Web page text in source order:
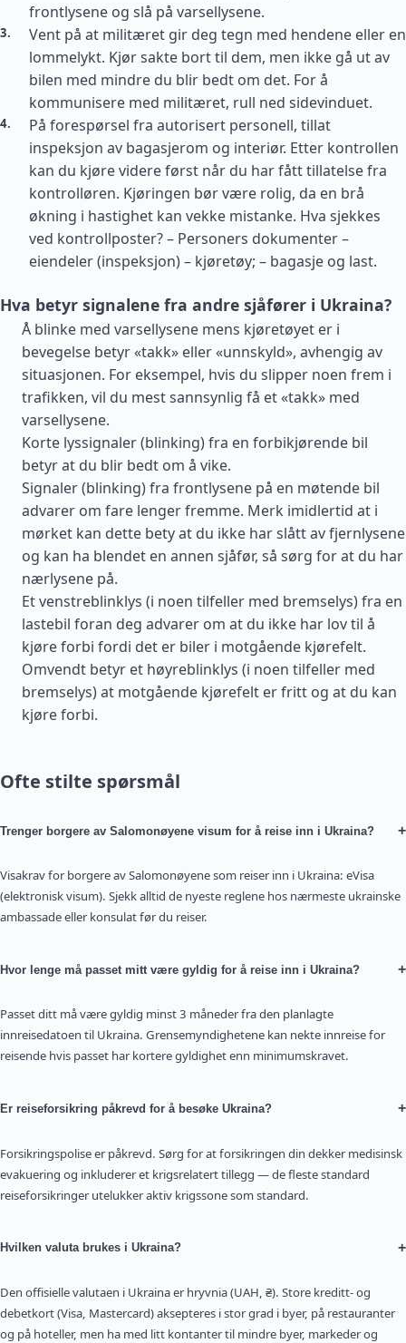
frontlysene og slå på varsellysene.
Vent på at militæret gir deg tegn med hendene eller en
lommelykt. Kjør sakte bort til dem, men ikke gå ut av
bilen med mindre du blir bedt om det. For å
kommunisere med militæret, rull ned sidevinduet.
På forespørsel fra autorisert personell, tillat
inspeksjon av bagasjerom og interiør. Etter kontrollen
kan du kjøre videre først når du har fått tillatelse fra
kontrolløren. Kjøringen bør være rolig, da en brå
økning i hastighet kan vekke mistanke. Hva sjekkes
ved kontrollposter? – Personers dokumenter –
eiendeler (inspeksjon) – kjøretøy; – bagasje og last.
Hva betyr signalene fra andre sjåfører i Ukraina?
Å blinke med varsellysene mens kjøretøyet er i
bevegelse betyr «takk» eller «unnskyld», avhengig av
situasjonen. For eksempel, hvis du slipper noen frem i
trafikken, vil du mest sannsynlig få et «takk» med
varsellysene.
Korte lyssignaler (blinking) fra en forbikjørende bil
betyr at du blir bedt om å vike.
Signaler (blinking) fra frontlysene på en møtende bil
advarer om fare lenger fremme. Merk imidlertid at i
mørket kan dette bety at du ikke har slått av fjernlysene
og kan ha blendet en annen sjåfør, så sørg for at du har
nærlysene på.
Et venstreblinklys (i noen tilfeller med bremselys) fra en
lastebil foran deg advarer om at du ikke har lov til å
kjøre forbi fordi det er biler i motgående kjørefelt.
Omvendt betyr et høyreblinklys (i noen tilfeller med
bremselys) at motgående kjørefelt er fritt og at du kan
kjøre forbi.
Ofte stilte spørsmål
Trenger borgere av Salomonøyene visum for å reise inn i Ukraina? +
Visakrav for borgere av Salomonøyene som reiser inn i Ukraina: eVisa
(elektronisk visum). Sjekk alltid de nyeste reglene hos nærmeste ukrainske
ambassade eller konsulat før du reiser.
Hvor lenge må passet mitt være gyldig for å reise inn i Ukraina? +
Passet ditt må være gyldig minst 3 måneder fra den planlagte
innreisedatoen til Ukraina. Grensemyndighetene kan nekte innreise for
reisende hvis passet har kortere gyldighet enn minimumskravet.
Er reiseforsikring påkrevd for å besøke Ukraina? +
Forsikringspolise er påkrevd. Sørg for at forsikringen din dekker medisinsk
evakuering og inkluderer et krigsrelatert tillegg — de fleste standard
reiseforsikringer utelukker aktiv krigssone som standard.
Hvilken valuta brukes i Ukraina? +
Den offisielle valutaen i Ukraina er hryvnia (UAH, ₴). Store kreditt- og
debetkort (Visa, Mastercard) aksepteres i stor grad i byer, på restauranter
og på hoteller, men ha med litt kontanter til mindre byer, markeder og